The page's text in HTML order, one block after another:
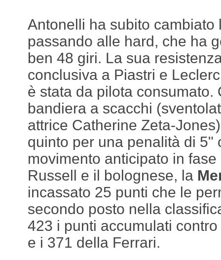
Antonelli ha subito cambiato
passando alle hard, che ha
ben 48 giri. La sua
conclusiva a Piastri e
è stata da pilota consumato.
bandiera a scacchi
attrice Catherine Zeta-
quinto per una penalità di 5"
movimento anticipato in
Russell e il bolognese, la
incassato 25 punti che le
secondo posto nella
423 i punti accumulati
e i 371 della Ferrari.